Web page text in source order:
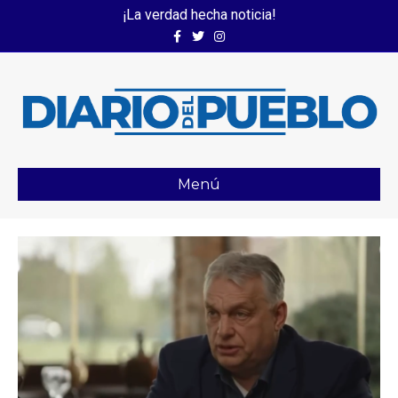
¡La verdad hecha noticia!
FacebookTwitterInstagram
Menú